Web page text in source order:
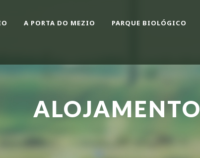
A PORTA DO MEZIO PARQUE BIOLÓGICO
ALOJAMENTO